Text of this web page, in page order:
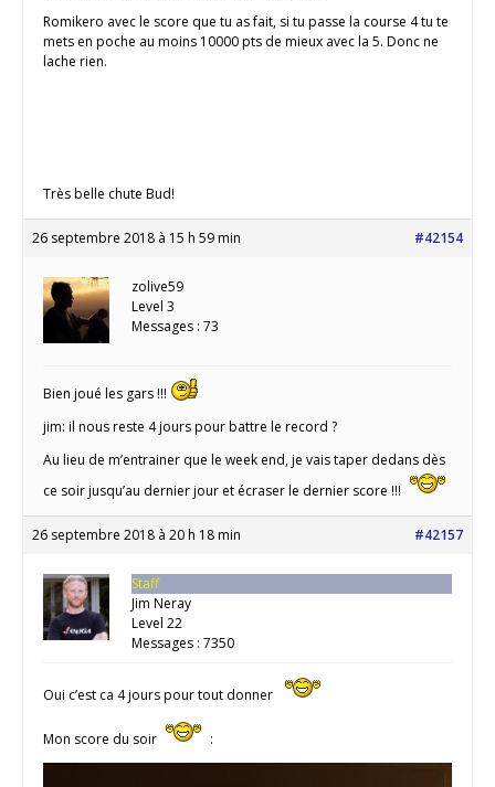
Romikero avec le score que tu as fait, si tu passe la course 4 tu te
mets en poche au moins 10000 pts de mieux avec la 5. Donc ne
lache rien.
Très belle chute Bud!
26 septembre 2018 à 15 h 59 min #42154
zolive59
Level 3
Messages : 73
Bien joué les gars !!!
jim: il nous reste 4 jours pour battre le record ?
Au lieu de m’entrainer que le week end, je vais taper dedans dès
ce soir jusqu’au dernier jour et écraser le dernier score !!!
26 septembre 2018 à 20 h 18 min #42157
Staff
Jim Neray
Level 22
Messages : 7350
Oui c’est ca 4 jours pour tout donner
Mon score du soir :